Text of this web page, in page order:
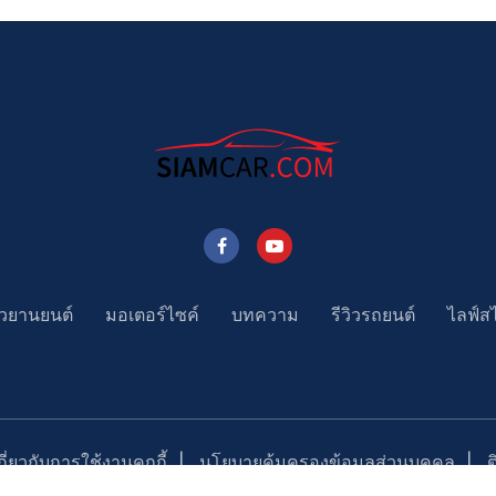
ยานยนต์ มอเตอร์ไซค์ บทความ รีวิวรถยนต์ ไลฟ์ส
ยวกับการใช้งานคุกกี้ นโยบายคุ้มครองข้อมูลส่วนบุคคล